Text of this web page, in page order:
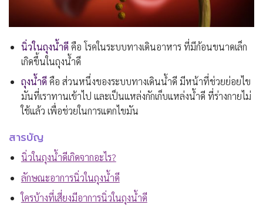
นิ่วในถุงน้ำดีคือ โรคในระบบทางเดินอาหาร ที่มีก้อนขนาดเล็ก
เกิดขึ้นในถุงน้ำดี
ถุงน้ำดีคือ ส่วนหนึ่งของระบบทางเดินน้ำดี มีหน้าที่ช่วยย่อยไข
มันที่เราทานเข้าไป และเป็นแหล่งกักเก็บแหล่งน้ำดี ที่ร่างกายไม่
ใช้แล้ว เพื่อช่วยในการแตกไขมัน
สารบัญ
นิ่วในถุงน้ำดีเกิดจากอะไร?
ลักษณะอาการนิ่วในถุงน้ำดี
ใครบ้างที่เสี่ยงมีอาการนิ่วในถุงน้ำดี